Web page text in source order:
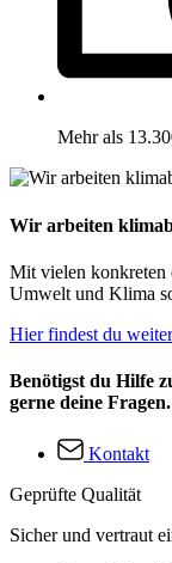
Mehr als
Wir arbeiten
Mit vielen konkreten
Umwelt und Klima
Hier findest du
Benötigst du Hilfe
gerne deine Fragen.
Kontakt
Geprüfte Qualität
Sicher und vertraut